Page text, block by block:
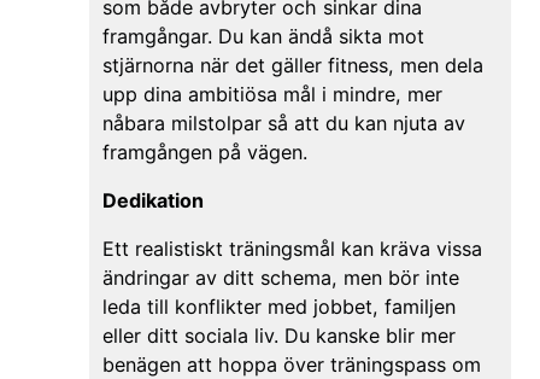
som både avbryter och sinkar dina
framgångar. Du kan ändå sikta mot
stjärnorna när det gäller fitness, men dela
upp dina ambitiösa mål i mindre, mer
nåbara milstolpar så att du kan njuta av
framgången på vägen.
Dedikation
Ett realistiskt träningsmål kan kräva vissa
ändringar av ditt schema, men bör inte
leda till konflikter med jobbet, familjen
eller ditt sociala liv. Du kanske blir mer
benägen att hoppa över träningspass om